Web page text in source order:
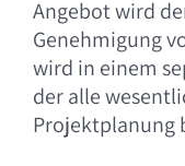
Angebot wird
Genehmigung
wird in einem
der alle
Projektplanung